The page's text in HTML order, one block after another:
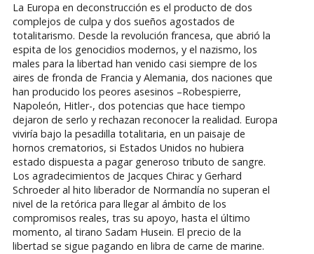
La Europa en deconstrucción es el producto de dos
complejos de culpa y dos sueños agostados de
totalitarismo. Desde la revolución francesa, que abrió la
espita de los genocidios modernos, y el nazismo, los
males para la libertad han venido casi siempre de los
aires de fronda de Francia y Alemania, dos naciones que
han producido los peores asesinos –Robespierre,
Napoleón, Hitler-, dos potencias que hace tiempo
dejaron de serlo y rechazan reconocer la realidad. Europa
viviría bajo la pesadilla totalitaria, en un paisaje de
hornos crematorios, si Estados Unidos no hubiera
estado dispuesta a pagar generoso tributo de sangre.
Los agradecimientos de Jacques Chirac y Gerhard
Schroeder al hito liberador de Normandía no superan el
nivel de la retórica para llegar al ámbito de los
compromisos reales, tras su apoyo, hasta el último
momento, al tirano Sadam Husein. El precio de la
libertad se sigue pagando en libra de carne de marine.